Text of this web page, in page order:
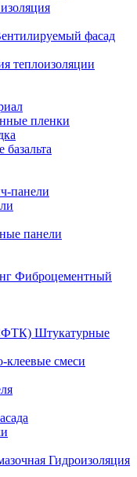
фасад
теплоизоляции
пленки
панели
панели
Фиброцементный
Штукатурные
клеевые смеси
Гидроизоляция